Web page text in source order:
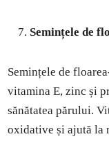
Semințele de
Semințele de
vitamina E, zinc și
sănătatea părului.
oxidative și ajută la